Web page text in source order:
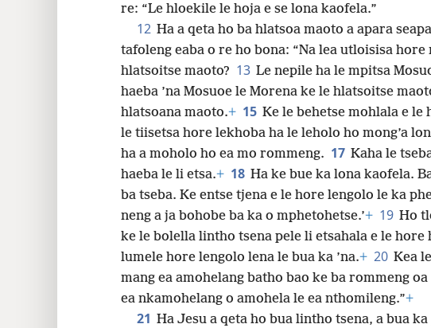
re: “Le hloekile le hoja e se lona kaofela.”
12 Ha a qeta ho ba hlatsoa maoto a apara
tafoleng eaba o re ho bona: “Na lea utloisisa hore
hlatsoitse maoto? 13 Le nepile ha le mpitsa
haeba ’na Mosuoe le Morena ke le hlatsoitse
hlatsoana maoto.+ 15 Ke le behetse mohlala e le
le tiisetsa hore lekhoba ha le leholo ho mong’a
ha a moholo ho ea mo rommeng. 17 Kaha le
haeba le li etsa.+ 18 Ha ke bue ka lona kaofela.
ba tseba. Ke entse tjena e le hore lengolo le ka
neng a ja bohobe ba ka o mphetohetse.’+ 19 Ho
ke le bolella lintho tsena pele li etsahala e le hore
lumele hore lengolo lena le bua ka ’na.+ 20 Kea
mang ea amohelang batho bao ke ba rommeng oa
ea nkamohelang o amohela le ea nthomileng.”+
21 Ha Jesu a qeta ho bua lintho tsena, a bua